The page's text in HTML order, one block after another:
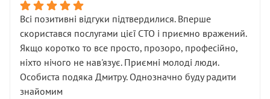
Всі позитивні відгуки підтвердилися. Вперше
скористався послугами цієї СТО і приємно вражений.
Якщо коротко то все просто, прозоро, професійно,
ніхто нічого не нав'язує. Приємні молоді люди.
Особиста подяка Дмитру. Однозначно буду радити
знайомим